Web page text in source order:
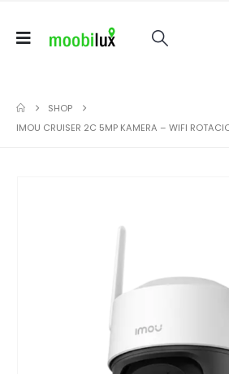
SHOP
IMOU CRUISER 2C 5MP KAMERA – WIFI